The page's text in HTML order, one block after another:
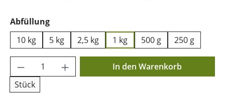
Abfüllungauswählen
10 kg
5 kg 2,5 kg 1 kg 500 g 250 g
Produkt Anzahl: Gib den gewünschten
Stück
In den Warenkorb